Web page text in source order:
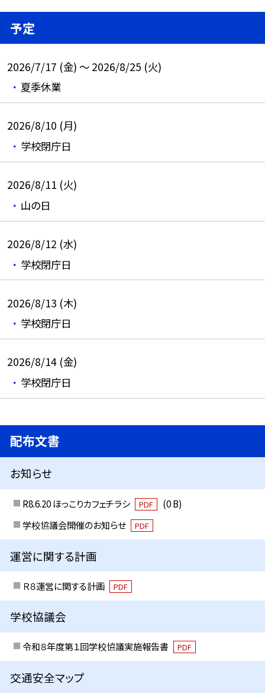
予定
2026/7/17 (金) ～ 2026/8/25 (火)
夏季休業
2026/8/10 (月)
学校閉庁日
2026/8/11 (火)
山の日
2026/8/12 (水)
学校閉庁日
2026/8/13 (木)
学校閉庁日
2026/8/14 (金)
学校閉庁日
配布文書
お知らせ
R8.6.20 ほっこりカフェチラシ PDF
(0 B)
学校協議会開催のお知らせ
PDF
運営に関する計画
Ｒ８運営に関する計画 PDF
学校協議会
令和８年度第１回学校協議実施報告書 PDF
交通安全マップ